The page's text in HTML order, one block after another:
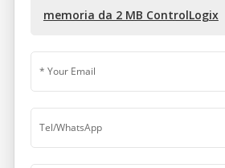
memoria da 2 MB ControlLogix